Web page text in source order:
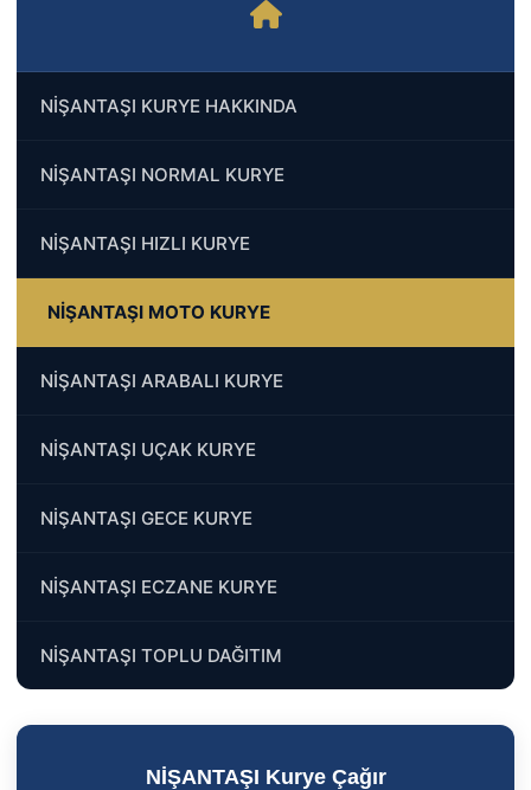
NİŞANTAŞI KURYE HAKKINDA
NİŞANTAŞI NORMAL KURYE
NİŞANTAŞI HIZLI KURYE
NİŞANTAŞI MOTO KURYE
NİŞANTAŞI ARABALI KURYE
NİŞANTAŞI UÇAK KURYE
NİŞANTAŞI GECE KURYE
NİŞANTAŞI ECZANE KURYE
NİŞANTAŞI TOPLU DAĞITIM
NİŞANTAŞI Kurye Çağır